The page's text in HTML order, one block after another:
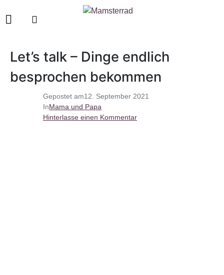
Gepostet am12. September 2021
InMama und Papa
Hinterlasse einen Kommentar
Let’s talk – Dinge endlich
besprochen bekommen